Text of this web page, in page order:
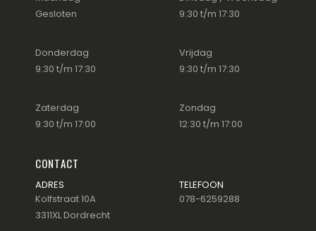
Gesloten
9:30 t/m 17:30
Donderdag
9:30 t/m 17:30
Vrijdag
9:30 t/m 17:30
Zaterdag
9:30 t/m 17:00
Zondag
12:30 t/m 17:00
CONTACT
ADRES
Kolfstraat 10A
3311XL Dordrecht
TELEFOON
078-6259288